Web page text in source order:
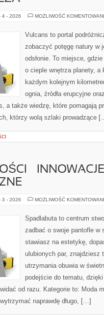
4 - 2026 MOŻLIWOŚĆ
Vulcans to portal
zobaczyć potęgę natury w
odsłonie. To miejsce,
o cieple wnętrza planety, a
każdym kolejnym
ognia, źródła erupcyjne
a także wiedzę, które pomagają
którzy wolą szlaki prowadzące
– INNOWACJE
3 - 2026 MOŻLIWOŚĆ
Spadlabuta to centrum
zadbać o swoje pantofle w
stawiasz na estetykę,
ulubionych par, znajdziesz
utrzymania obuwia w
podejście do tematu,
od razu. Kategorie to: Moda
naprawdę długo, […]